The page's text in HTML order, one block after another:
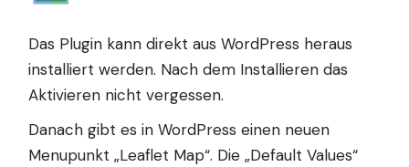
Das Plugin kann direkt aus WordPress heraus
installiert werden. Nach dem Installieren das
Aktivieren nicht vergessen.
Danach gibt es in WordPress einen neuen
Menupunkt „Leaflet Map“. Die „Default Values“